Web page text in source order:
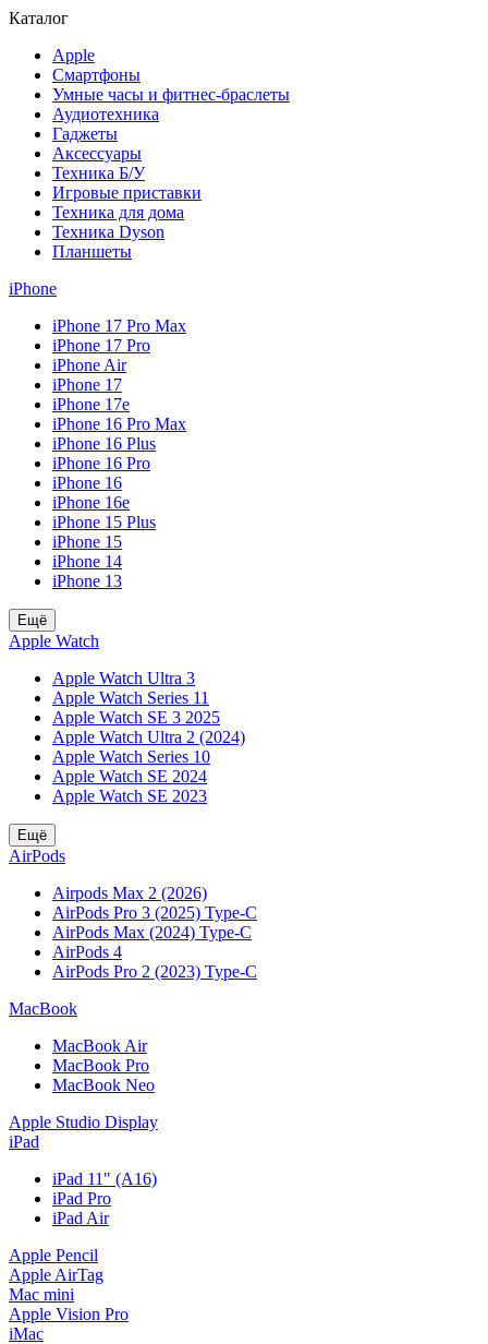
Каталог
Apple
Смартфоны
Умные часы и фитнес-браслеты
Аудиотехника
Гаджеты
Аксессуары
Техника Б/У
Игровые приставки
Техника для дома
Техника Dyson
Планшеты
iPhone
iPhone 17 Pro Max
iPhone 17 Pro
iPhone Air
iPhone 17
iPhone 17e
iPhone 16 Pro Max
iPhone 16 Plus
iPhone 16 Pro
iPhone 16
iPhone 16e
iPhone 15 Plus
iPhone 15
iPhone 14
iPhone 13
Ещё
Apple Watch
Apple Watch Ultra 3
Apple Watch Series 11
Apple Watch SE 3 2025
Apple Watch Ultra 2 (2024)
Apple Watch Series 10
Apple Watch SE 2024
Apple Watch SE 2023
Ещё
AirPods
Airpods Max 2 (2026)
AirPods Pro 3 (2025) Type-C
AirPods Max (2024) Type-C
AirPods 4
AirPods Pro 2 (2023) Type-C
MacBook
MacBook Air
MacBook Pro
MacBook Neo
Apple Studio Display
iPad
iPad 11" (A16)
iPad Pro
iPad Air
Apple Pencil
Apple AirTag
Mac mini
Apple Vision Pro
iMac